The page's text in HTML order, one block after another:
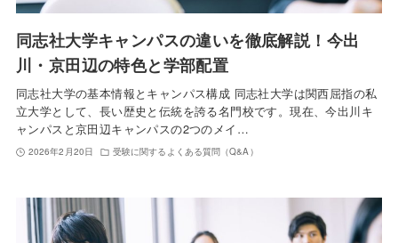
同志社大学キャンパスの違いを徹底解説！今出
川・京田辺の特色と学部配置
同志社大学の基本情報とキャンパス構成 同志社大学は関西屈指の私
立大学として、長い歴史と伝統を誇る名門校です。現在、今出川キ
ャンパスと京田辺キャンパスの2つのメイ…
2026年2月20日 受験に関するよくある質問（Q&A）